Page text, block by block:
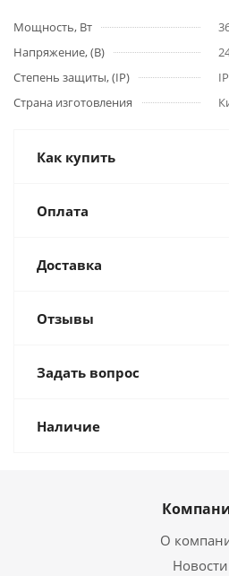
Мощность, Вт
Напряжение, (В)
Степень защиты, (IP)
Страна изготовления
Как купить
Оплата
Доставка
Отзывы
Задать вопрос
Наличие
О
Новости